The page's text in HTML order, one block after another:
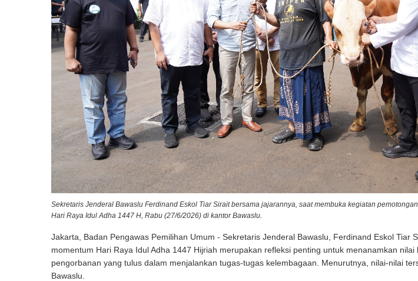
Sekretaris Jenderal Bawaslu Ferdinand Eskol Tiar Sirait bersama jajarannya, saat membuka kegiatan
Hari Raya Idul Adha 1447 H, Rabu (27/6/2026) di kantor Bawaslu.
Jakarta, Badan Pengawas Pemilihan Umum - Sekretaris Jenderal Bawaslu, Ferdinand Eskol Tiar
momentum Hari Raya Idul Adha 1447 Hijriah merupakan refleksi penting untuk menanamkan
pengorbanan yang tulus dalam menjalankan tugas-tugas kelembagaan. Menurutnya, nilai-nilai
Bawaslu.